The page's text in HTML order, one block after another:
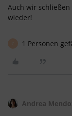
Auch wir
wieder!
1 Personen
Andrea